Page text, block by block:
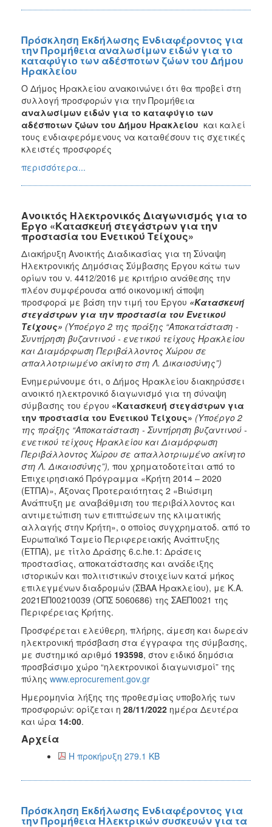
Πρόσκληση Εκδήλωσης Ενδιαφέροντος για
την Προμήθεια αναλωσίμων ειδών για το
καταφύγιο των αδέσποτων ζώων του Δήμου
Ηρακλείου
Ο Δήμος Ηρακλείου ανακοινώνει ότι θα προβεί στη
συλλογή προσφορών για την Προμήθεια
αναλωσίμων ειδών για το καταφύγιο των
αδέσποτων ζώων του Δήμου Ηρακλείου και καλεί
τους ενδιαφερόμενους να καταθέσουν τις σχετικές
κλειστές προσφορές
περισσότερα...
Ανοικτός Ηλεκτρονικός Διαγωνισμός για το
Έργο «Κατασκευή στεγάστρων για την
προστασία του Ενετικού Τείχους»
Διακήρυξη Ανοικτής Διαδικασίας για τη Σύναψη
Ηλεκτρονικής Δημόσιας Σύμβασης Έργου κάτω των
ορίων του ν. 4412/2016 με κριτήριο ανάθεσης την
πλέον συμφέρουσα από οικονομική άποψη
προσφορά με βάση την τιμή του Έργου «Κατασκευή
στεγάστρων για την προστασία του Ενετικού
Τείχους» (Υποέργο 2 της πράξης “Αποκατάσταση -
Συντήρηση βυζαντινού - ενετικού τείχους Ηρακλείου
και Διαμόρφωση Περιβάλλοντος Χώρου σε
απαλλοτριωμένο ακίνητο στη Λ. Δικαιοσύνης”)
Ενημερώνουμε ότι, ο Δήμος Ηρακλείου διακηρύσσει
ανοικτό ηλεκτρονικό διαγωνισμό για τη σύναψη
σύμβασης του έργου «Κατασκευή στεγάστρων για
την προστασία του Ενετικού Τείχους» (Υποέργο 2
της πράξης “Αποκατάσταση - Συντήρηση βυζαντινού -
ενετικού τείχους Ηρακλείου και Διαμόρφωση
Περιβάλλοντος Χώρου σε απαλλοτριωμένο ακίνητο
στη Λ. Δικαιοσύνης”), που χρηματοδοτείται από το
Επιχειρησιακό Πρόγραμμα «Κρήτη 2014 – 2020
(ΕΤΠΑ)», Άξονας Προτεραιότητας 2 «Βιώσιμη
Ανάπτυξη με αναβάθμιση του περιβάλλοντος και
αντιμετώπιση των επιπτώσεων της κλιματικής
αλλαγής στην Κρήτη», ο οποίος συγχρηματοδ. από το
Ευρωπαϊκό Ταμείο Περιφερειακής Ανάπτυξης
(ΕΤΠΑ), με τίτλο Δράσης 6.c.he.1: Δράσεις
προστασίας, αποκατάστασης και ανάδειξης
ιστορικών και πολιτιστικών στοιχείων κατά μήκος
επιλεγμένων διαδρομών (ΣΒΑΑ Ηρακλείου), με Κ.Α.
2021ΕΠ00210039 (ΟΠΣ 5060686) της ΣΑΕΠ0021 της
Περιφέρειας Κρήτης.
Προσφέρεται ελεύθερη, πλήρης, άμεση και δωρεάν
ηλεκτρονική πρόσβαση στα έγγραφα της σύμβασης,
με συστημικό αριθμό 193598, στον ειδικό δημόσια
προσβάσιμο χώρο “ηλεκτρονικοί διαγωνισμοί” της
πύλης www.eprocurement.gov.gr
Ημερομηνία λήξης της προθεσμίας υποβολής των
προσφορών: ορίζεται η 28/11/2022 ημέρα Δευτέρα
και ώρα 14:00.
Αρχεία
Η προκήρυξη 279.1 KB
Πρόσκληση Εκδήλωσης Ενδιαφέροντος για
την Προμήθεια Ηλεκτρικών συσκευών για τα